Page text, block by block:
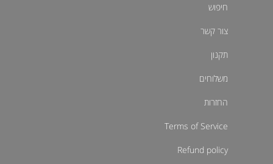
חיפוש
צור קשר
תקנון
משלוחים
החזרות
Terms of Service
Refund policy